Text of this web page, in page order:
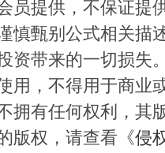
员提供，不保证提
慎甄别公式相关描
资带来的一切损失
用，不得用于商业
拥有任何权利，其
版权，请查看《侵